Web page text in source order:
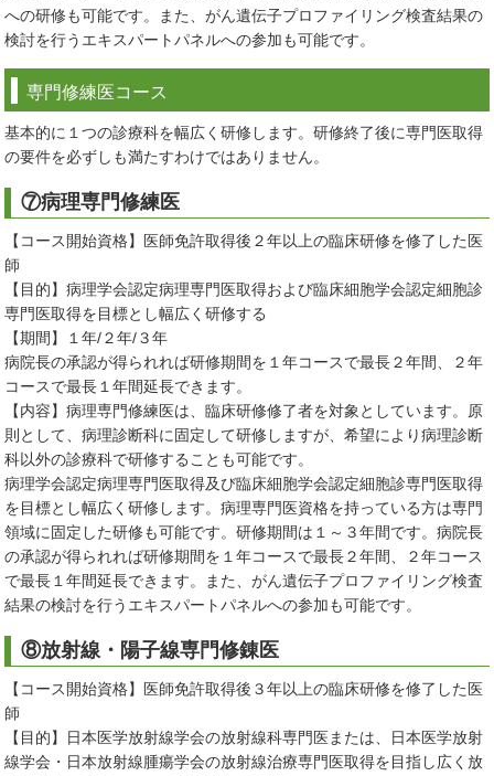
への研修も可能です。また、がん遺伝子プロファイリング検査結果の
検討を行うエキスパートパネルへの参加も可能です。
専門修練医コース
基本的に１つの診療科を幅広く研修します。研修終了後に専門医取得
の要件を必ずしも満たすわけではありません。
⑦病理専門修練医
【コース開始資格】医師免許取得後２年以上の臨床研修を修了した医
師
【目的】病理学会認定病理専門医取得および臨床細胞学会認定細胞診
専門医取得を目標とし幅広く研修する
【期間】１年/２年/３年
病院長の承認が得られれば研修期間を１年コースで最長２年間、２年
コースで最長１年間延長できます。
【内容】病理専門修練医は、臨床研修修了者を対象としています。原
則として、病理診断科に固定して研修しますが、希望により病理診断
科以外の診療科で研修することも可能です。
病理学会認定病理専門医取得及び臨床細胞学会認定細胞診専門医取得
を目標とし幅広く研修します。病理専門医資格を持っている方は専門
領域に固定した研修も可能です。研修期間は１～３年間です。病院長
の承認が得られれば研修期間を１年コースで最長２年間、２年コース
で最長１年間延長できます。また、がん遺伝子プロファイリング検査
結果の検討を行うエキスパートパネルへの参加も可能です。
⑧放射線・陽子線専門修錬医
【コース開始資格】医師免許取得後３年以上の臨床研修を修了した医
師
【目的】日本医学放射線学会の放射線科専門医または、日本医学放射
線学会・日本放射線腫瘍学会の放射線治療専門医取得を目指し広く放